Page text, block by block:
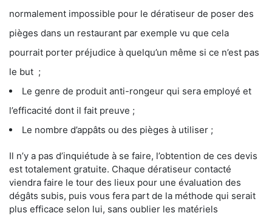
normalement impossible pour le dératiseur de poser des
pièges dans un restaurant par exemple vu que cela
pourrait porter préjudice à quelqu’un même si ce n’est pas
le but ;
Le genre de produit anti-rongeur qui sera employé et
l’efficacité dont il fait preuve ;
Le nombre d’appâts ou des pièges à utiliser ;
Il n’y a pas d’inquiétude à se faire, l’obtention de ces devis
est totalement gratuite. Chaque dératiseur contacté
viendra faire le tour des lieux pour une évaluation des
dégâts subis, puis vous fera part de la méthode qui serait
plus efficace selon lui, sans oublier les matériels